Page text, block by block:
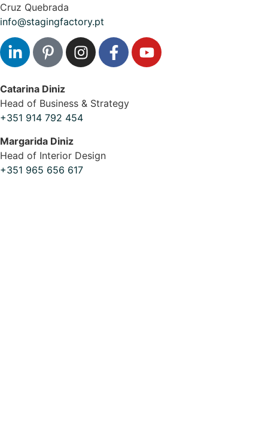
Cruz Quebrada
info@stagingfactory.pt
Catarina Diniz
Head of Business & Strategy
+351 914 792 454
Margarida Diniz
Head of Interior Design
+351 965 656 617